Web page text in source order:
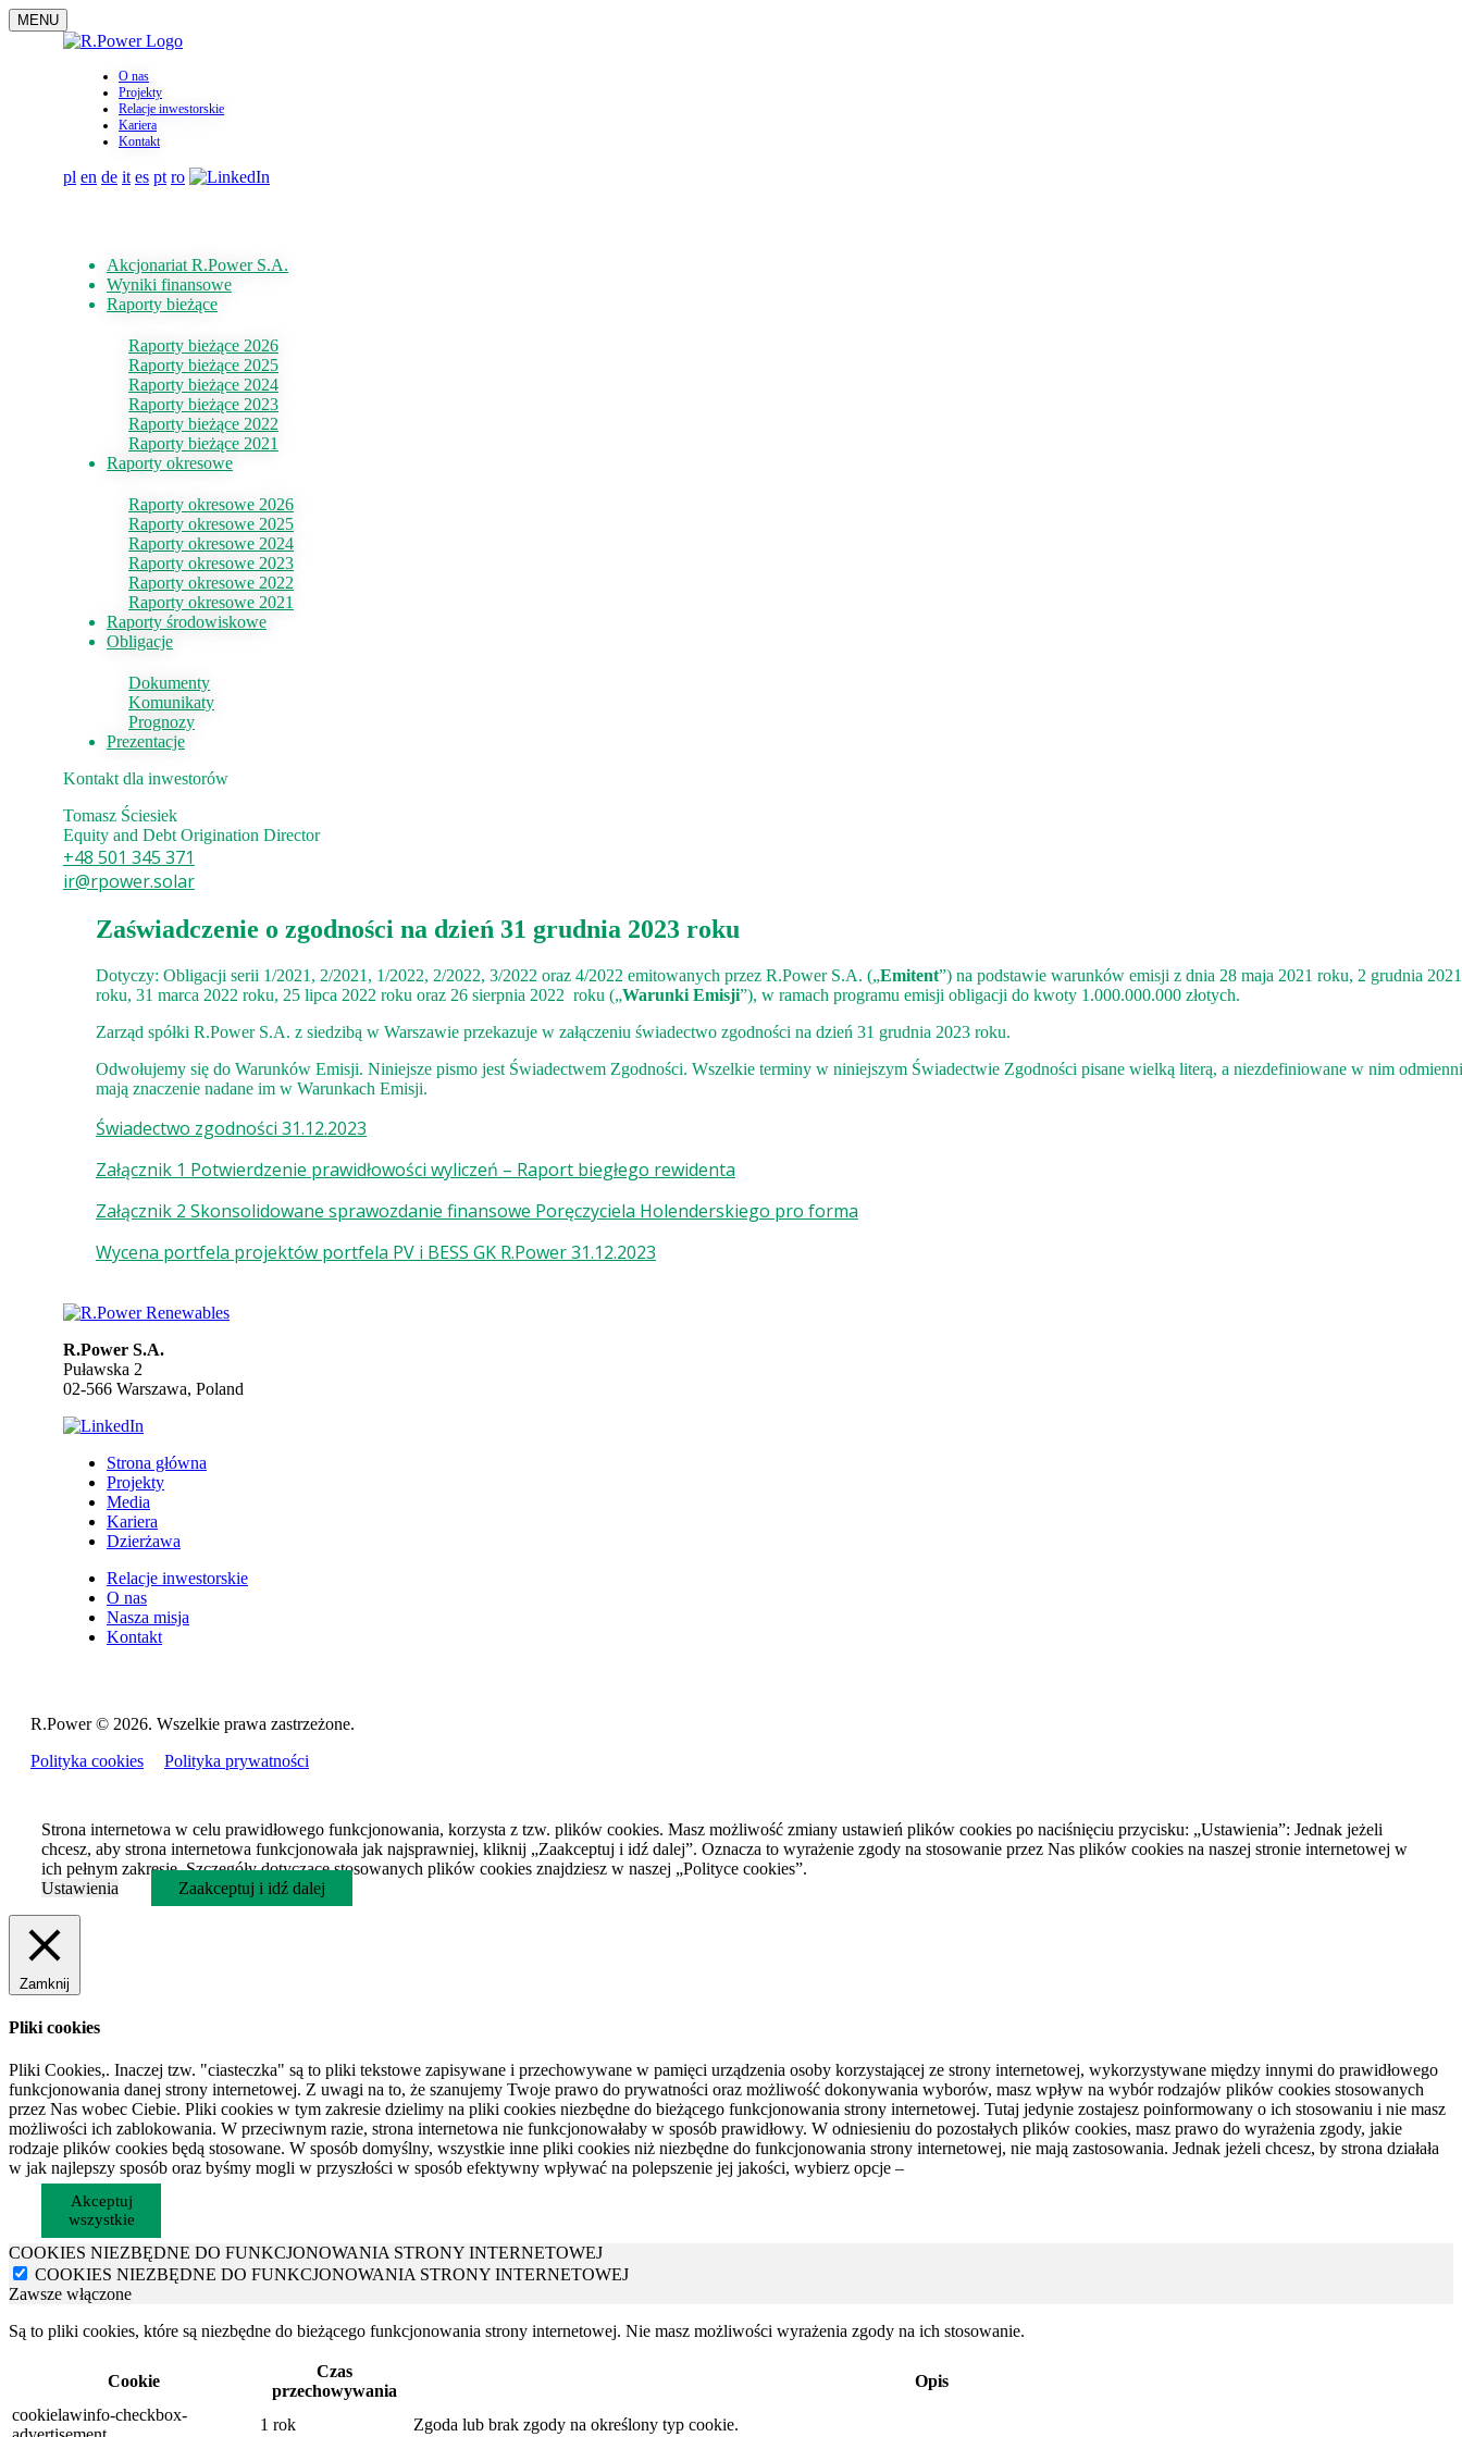
MENU
O nas
Projekty
Relacje inwestorskie
Kariera
Kontakt
pl en de it es pt ro
Akcjonariat R.Power S.A.
Wyniki finansowe
Raporty bieżące
Raporty bieżące 2026
Raporty bieżące 2025
Raporty bieżące 2024
Raporty bieżące 2023
Raporty bieżące 2022
Raporty bieżące 2021
Raporty okresowe
Raporty okresowe 2026
Raporty okresowe 2025
Raporty okresowe 2024
Raporty okresowe 2023
Raporty okresowe 2022
Raporty okresowe 2021
Raporty środowiskowe
Obligacje
Dokumenty
Komunikaty
Prognozy
Prezentacje
Kontakt dla inwestorów
Tomasz Ściesiek
Equity and Debt Origination Director
+48 501 345 371
ir@rpower.solar
Zaświadczenie o zgodności na dzień 31 grudnia 2023 roku
Dotyczy: Obligacji serii 1/2021, 2/2021, 1/2022, 2/2022, 3/2022 oraz 4/2022 emitowanych przez R.Power S.A. („Emitent”) na podstawie warunków emisji z dnia 28 maja 2021 roku, 2 grudnia 2021
roku, 31 marca 2022 roku, 25 lipca 2022 roku oraz 26 sierpnia 2022 roku („Warunki Emisji”), w ramach programu emisji obligacji do kwoty 1.000.000.000 złotych.
Zarząd spółki R.Power S.A. z siedzibą w Warszawie przekazuje w załączeniu świadectwo zgodności na dzień 31 grudnia 2023 roku.
Odwołujemy się do Warunków Emisji. Niniejsze pismo jest Świadectwem Zgodności. Wszelkie terminy w niniejszym Świadectwie Zgodności pisane wielką literą, a niezdefiniowane w nim
mają znaczenie nadane im w Warunkach Emisji.
Świadectwo zgodności 31.12.2023
Załącznik 1 Potwierdzenie prawidłowości wyliczeń – Raport biegłego rewidenta
Załącznik 2 Skonsolidowane sprawozdanie finansowe Poręczyciela Holenderskiego pro forma
Wycena portfela projektów portfela PV i BESS GK R.Power 31.12.2023
R.Power S.A.
Puławska 2
02-566 Warszawa, Poland
Strona główna
Projekty
Media
Kariera
Dzierżawa
Relacje inwestorskie
O nas
Nasza misja
Kontakt
R.Power © 2026. Wszelkie prawa zastrzeżone.
Polityka cookies
Polityka prywatności
Strona internetowa w celu prawidłowego funkcjonowania, korzysta z tzw. plików cookies. Masz możliwość zmiany ustawień plików cookies po naciśnięciu przycisku: „Ustawienia”: Jednak jeżeli
chcesz, aby strona internetowa funkcjonowała jak najsprawniej, kliknij „Zaakceptuj i idź dalej”. Oznacza to wyrażenie zgody na stosowanie przez Nas plików cookies na naszej stronie internetowej w
ich pełnym zakresie. Szczegóły dotyczące stosowanych plików cookies znajdziesz w naszej „Polityce cookies”.
Ustawienia
Zaakceptuj i idź dalej
Zamknij
Pliki cookies
Pliki Cookies,. Inaczej tzw. "ciasteczka" są to pliki tekstowe zapisywane i przechowywane w pamięci urządzenia osoby korzystającej ze strony internetowej, wykorzystywane między innymi do prawidłowego
funkcjonowania danej strony internetowej. Z uwagi na to, że szanujemy Twoje prawo do prywatności oraz możliwość dokonywania wyborów, masz wpływ na wybór rodzajów plików cookies stosowanych
przez Nas wobec Ciebie. Pliki cookies w tym zakresie dzielimy na pliki cookies niezbędne do bieżącego funkcjonowania strony internetowej. Tutaj jedynie zostajesz poinformowany o ich stosowaniu i nie masz
możliwości ich zablokowania. W przeciwnym razie, strona internetowa nie funkcjonowałaby w sposób prawidłowy. W odniesieniu do pozostałych plików cookies, masz prawo do wyrażenia zgody, jakie
rodzaje plików cookies będą stosowane. W sposób domyślny, wszystkie inne pliki cookies niż niezbędne do funkcjonowania strony internetowej, nie mają zastosowania. Jednak jeżeli chcesz, by strona działała
w jak najlepszy sposób oraz byśmy mogli w przyszłości w sposób efektywny wpływać na polepszenie jej jakości, wybierz opcje –
Akceptuj
wszystkie
COOKIES NIEZBĘDNE DO FUNKCJONOWANIA STRONY INTERNETOWEJ
COOKIES NIEZBĘDNE DO FUNKCJONOWANIA STRONY INTERNETOWEJ
Zawsze włączone
Są to pliki cookies, które są niezbędne do bieżącego funkcjonowania strony internetowej. Nie masz możliwości wyrażenia zgody na ich stosowanie.
Cookie
Czas
przechowywania
Opis
cookielawinfo-checkbox-
1 rok Zgoda lub brak zgody na określony typ cookie.